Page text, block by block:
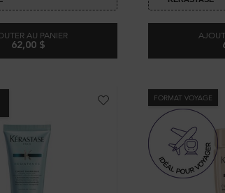
AU PANIER
62,00 $
FORMAT VOYAGE